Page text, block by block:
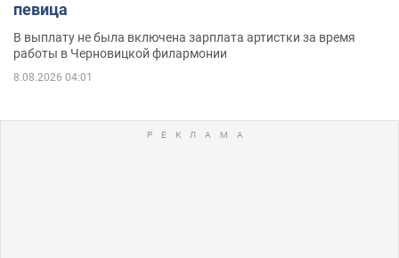
певица
В выплату не была включена зарплата артистки за время
работы в Черновицкой филармонии
8.08.2026 04:01